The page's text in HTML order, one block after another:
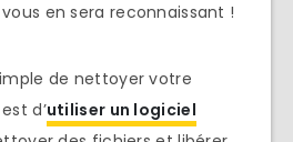
en sera reconnaissant !
de nettoyer votre
d’utiliser un logiciel